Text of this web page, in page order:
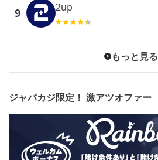
9 2up
もっと見る
ジャパカジ限定！ 激アツオファー